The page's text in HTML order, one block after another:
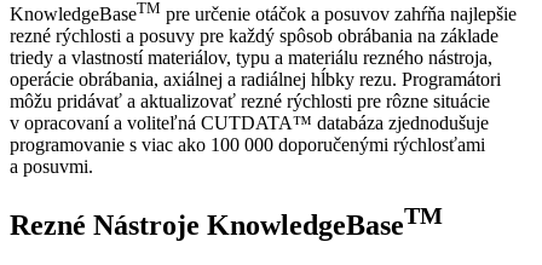
KnowledgeBaseTM pre určenie otáčok a posuvov zahŕňa najlepšie
rezné rýchlosti a posuvy pre každý spôsob obrábania na základe
triedy a vlastností materiálov, typu a materiálu rezného nástroja,
operácie obrábania, axiálnej a radiálnej hĺbky rezu. Programátori
môžu pridávať a aktualizovať rezné rýchlosti pre rôzne situácie
v opracovaní a voliteľná CUTDATA™ databáza zjednodušuje
programovanie s viac ako 100 000 doporučenými rýchlosťami
a posuvmi.
Rezné Nástroje KnowledgeBaseTM